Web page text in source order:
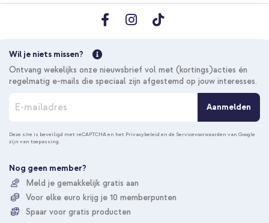
Wil je niets missen?
Ontvang wekelijks onze nieuwsbrief vol met (kortings)acties én
regelmatig e-mails die speciaal zijn afgestemd op jouw interesses.
n
n
e
u
o
p
Aanmelden
Deze site is beveiligd met reCAPTCHA en het Privacybeleid en de Servicevoorwaarden van Google
zijn van toepassing.
Nog geen member?
Meld je gemakkelijk gratis aan
Voor elke euro krijg je 10 memberpunten
Spaar voor gratis producten